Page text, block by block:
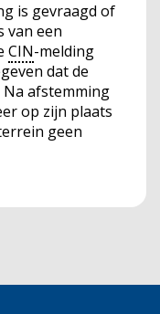
is gevraagd of
van een
CIN-melding
dat de
afstemming
op zijn plaats
geen